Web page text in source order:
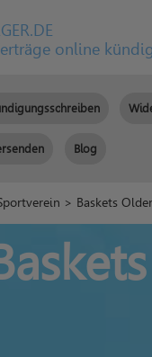
online
Blog
> Baskets